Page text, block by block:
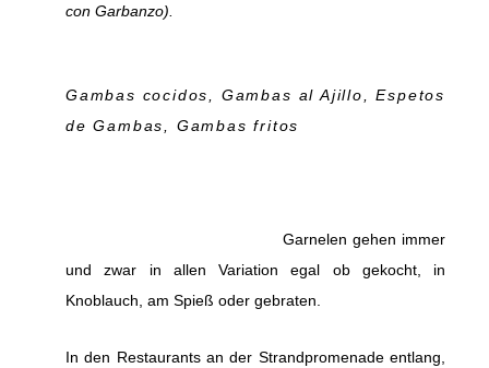
con Garbanzo).
Gambas cocidos, Gambas al Ajillo, Espetos
de Gambas, Gambas fritos
Garnelen gehen immer
und zwar in allen Variation egal ob gekocht, in
Knoblauch, am Spieß oder gebraten.
In den Restaurants an der Strandpromenade entlang,